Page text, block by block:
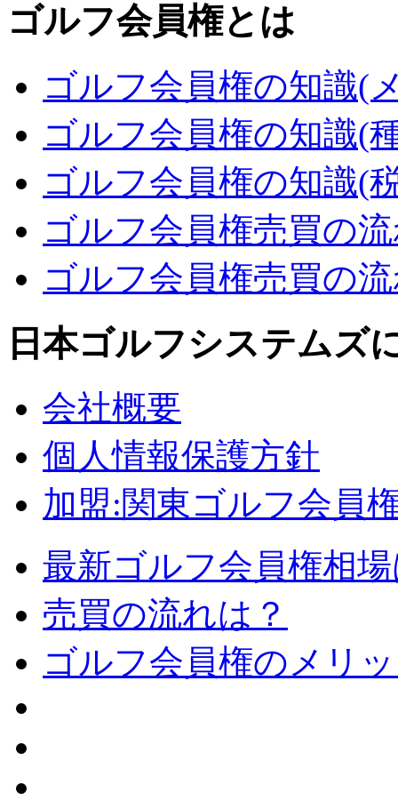
ゴルフ会員権とは
ゴルフ会員権の知識(
ゴルフ会員権の知識(
ゴルフ会員権の知識(
ゴルフ会員権売買の
ゴルフ会員権売買の
日本ゴルフシステムズ
会社概要
個人情報保護方針
加盟:関東ゴルフ会員
最新ゴルフ会員権相
売買の流れは？
ゴルフ会員権のメリ